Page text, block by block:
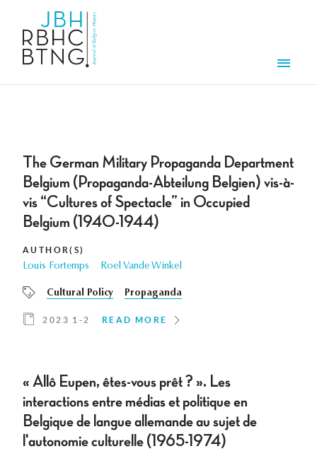
The German Military Propaganda Department
Belgium (Propaganda-Abteilung Belgien) vis-à-
vis “Cultures of Spectacle” in Occupied
Belgium (1940-1944)
AUTHOR(S)
Louis Fortemps Roel Vande Winkel
Cultural Policy Propaganda
2023 1-2 READ MORE
« Allô Eupen, êtes-vous prêt ? ». Les
interactions entre médias et politique en
Belgique de langue allemande au sujet de
l'autonomie culturelle (1965-1974)